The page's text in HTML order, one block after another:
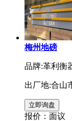
梅州地磅
品牌:革利衡
出厂地:合山
报价： 面议